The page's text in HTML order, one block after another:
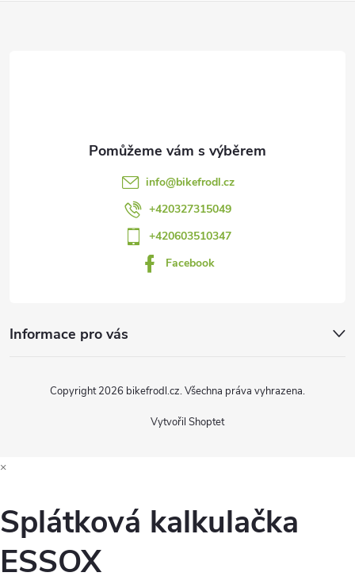
info@bikefrodl.cz
+420327315049
+420603510347
Facebook
Informace pro vás
Vytvořil Shoptet
Copyright 2026 bikefrodl.cz. Všechna práva vyhrazena.
×
Splátková kalkulačka
ESSOX